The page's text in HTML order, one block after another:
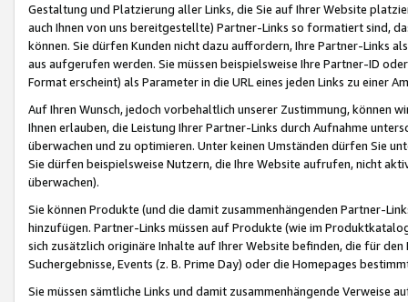
Gestaltung und Platzierung aller Links, die Sie auf Ihrer Website
auch Ihnen von uns bereitgestellte) Partner-Links so formatiert sind,
können. Sie dürfen Kunden nicht dazu auffordern, Ihre Partner-Links
aus aufgerufen werden. Sie müssen beispielsweise Ihre Partner-ID
Format erscheint) als Parameter in die URL eines jeden Links zu einer
Auf Ihren Wunsch, jedoch vorbehaltlich unserer Zustimmung, können
Ihnen erlauben, die Leistung Ihrer Partner-Links durch Aufnahme
überwachen und zu optimieren. Unter keinen Umständen dürfen Sie
Sie dürfen beispielsweise Nutzern, die Ihre Website aufrufen, nicht
überwachen).
Sie können Produkte (und die damit zusammenhängenden Partner-
hinzufügen. Partner-Links müssen auf Produkte (wie im
sich zusätzlich originäre Inhalte auf Ihrer Website befinden, die für
Suchergebnisse, Events (z. B. Prime Day) oder die Homepages
Sie müssen sämtliche Links und damit zusammenhängende